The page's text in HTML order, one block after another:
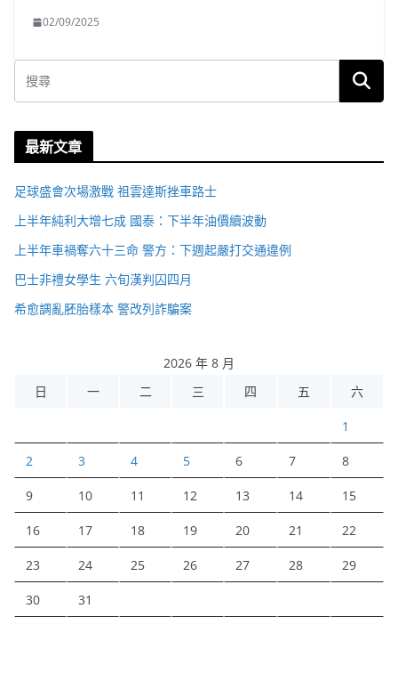
02/09/2025
最新文章
足球盛會次場激戰 祖雲達斯挫車路士
上半年純利大增七成 國泰：下半年油價續波動
上半年車禍奪六十三命 警方：下週起嚴打交通違例
巴士非禮女學生 六旬漢判囚四月
希愈調亂胚胎樣本 警改列詐騙案
2026 年 8 月
日
一 二 三 四 五 六
1
2 3 4 5 6 7 8
9 10 11 12 13 14 15
16 17 18 19 20 21 22
23 24 25 26 27 28 29
30 31